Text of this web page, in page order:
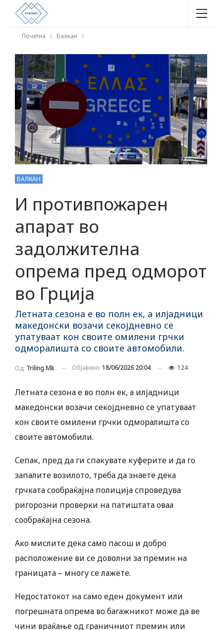
Почетна Балкан
БАЛКАН
И противпожарен
апарат во
задолжителна
опрема пред одморот
во Грција
Летната сезона е во полн ек, а илјадници
македонски возачи секојдневно се
упатуваат кон своите омилени грчки
одморалишта со своите автомобили.
Од Triling Mk Објавено 18/06/2026 20:04 124
Летната сезона е во полн ек, а илјадници
македонски возачи секојдневно се упатуваат
кон своите омилени грчки одморалишта со
своите автомобили.
Сепак, пред да ги спакувате куферите и да го
запалите возилото, треба да знаете дека
грчката сообраќајна полиција спроведува
ригорозни проверки на патиштата оваа
сообраќајна сезона.
Ако мислите дека само пасош и добро
расположение ви се доволни за премин на
границата – многу се лажете.
Недостатокот на само еден документ или
погрешната опрема во багажникот може да ве
чини враќање од граничниот премин или